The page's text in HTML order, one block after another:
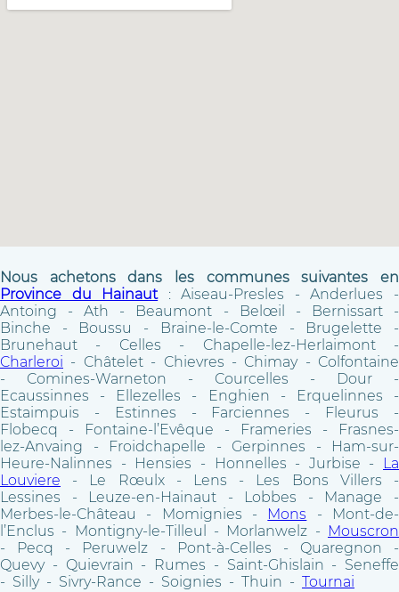
Nous achetons dans les communes suivantes en
Province du Hainaut: Aiseau-Presles - Anderlues -
Antoing - Ath - Beaumont - Belœil - Bernissart -
Binche - Boussu - Braine-le-Comte - Brugelette -
Brunehaut - Celles - Chapelle-lez-Herlaimont -
Charleroi - Châtelet - Chievres - Chimay - Colfontaine
- Comines-Warneton - Courcelles - Dour -
Ecaussinnes - Ellezelles - Enghien - Erquelinnes -
Estaimpuis - Estinnes - Farciennes - Fleurus -
Flobecq - Fontaine-l’Evêque - Frameries - Frasnes-
lez-Anvaing - Froidchapelle - Gerpinnes - Ham-sur-
Heure-Nalinnes - Hensies - Honnelles - Jurbise -
La
Louviere - Le Rœulx - Lens - Les Bons Villers -
Lessines - Leuze-en-Hainaut - Lobbes - Manage -
Merbes-le-Château - Momignies - Mons - Mont-de-
l’Enclus - Montigny-le-Tilleul - Morlanwelz - Mouscron
- Pecq - Peruwelz - Pont-à-Celles - Quaregnon -
Quevy - Quievrain - Rumes - Saint-Ghislain - Seneffe
- Silly - Sivry-Rance - Soignies - Thuin - Tournai